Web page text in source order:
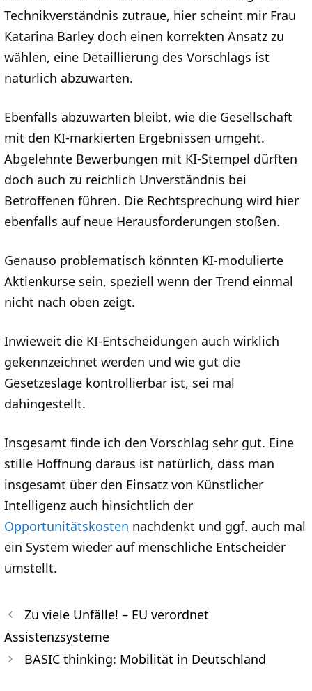
Technikverständnis zutraue, hier scheint mir Frau
Katarina Barley doch einen korrekten Ansatz zu
wählen, eine Detaillierung des Vorschlags ist
natürlich abzuwarten.
Ebenfalls abzuwarten bleibt, wie die Gesellschaft
mit den KI-markierten Ergebnissen umgeht.
Abgelehnte Bewerbungen mit KI-Stempel dürften
doch auch zu reichlich Unverständnis bei
Betroffenen führen. Die Rechtsprechung wird hier
ebenfalls auf neue Herausforderungen stoßen.
Genauso problematisch könnten KI-modulierte
Aktienkurse sein, speziell wenn der Trend einmal
nicht nach oben zeigt.
Inwieweit die KI-Entscheidungen auch wirklich
gekennzeichnet werden und wie gut die
Gesetzeslage kontrollierbar ist, sei mal
dahingestellt.
Insgesamt finde ich den Vorschlag sehr gut. Eine
stille Hoffnung daraus ist natürlich, dass man
insgesamt über den Einsatz von Künstlicher
Intelligenz auch hinsichtlich der
Opportunitätskosten nachdenkt und ggf. auch mal
ein System wieder auf menschliche Entscheider
umstellt.
Zu viele Unfälle! – EU verordnet
Assistenzsysteme
BASIC thinking: Mobilität in Deutschland